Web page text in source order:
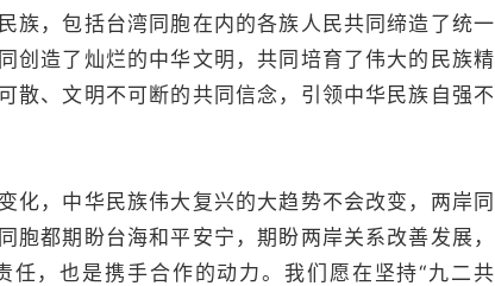
族，包括台湾同胞在内的各族人民共同缔造了统一
创造了灿烂的中华文明，共同培育了伟大的民族精
散、文明不可断的共同信念，引领中华民族自强不
，中华民族伟大复兴的大趋势不会改变，两岸同
都期盼台海和平安宁，期盼两岸关系改善发展，
，也是携手合作的动力。我们愿在坚持“九二共